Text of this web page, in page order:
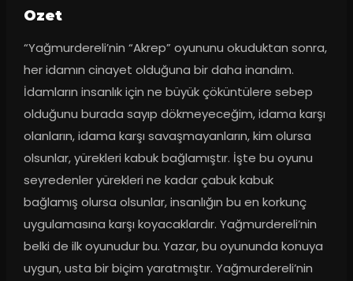
Ozet
“Yağmurdereli’nin “Akrep” oyununu okuduktan sonra,
her idamın cinayet olduğuna bir daha inandım.
İdamların insanlık için ne büyük çöküntülere sebep
olduğunu burada sayıp dökmeyeceğim, idama karşı
olanların, idama karşı savaşmayanların, kim olursa
olsunlar, yürekleri kabuk bağlamıştır. İşte bu oyunu
seyredenler yürekleri ne kadar çabuk kabuk
bağlamış olursa olsunlar, insanlığın bu en korkunç
uygulamasına karşı koyacaklardır. Yağmurdereli’nin
belki de ilk oyunudur bu. Yazar, bu oyununda konuya
uygun, usta bir biçim yaratmıştır. Yağmurdereli’nin